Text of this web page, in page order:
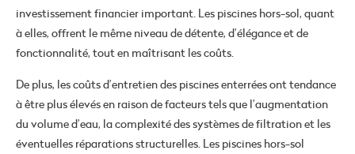
investissement financier important. Les piscines hors-sol, quant
à elles, offrent le même niveau de détente, d’élégance et de
fonctionnalité, tout en maîtrisant les coûts.
De plus, les coûts d’entretien des piscines enterrées ont tendance
à être plus élevés en raison de facteurs tels que l’augmentation
du volume d’eau, la complexité des systèmes de filtration et les
éventuelles réparations structurelles. Les piscines hors-sol